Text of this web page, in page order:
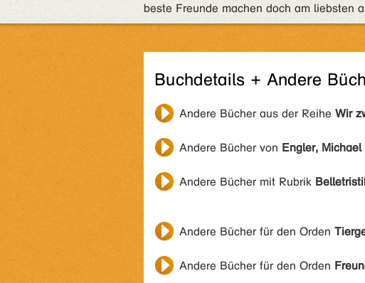
beste Freunde machen doch am liebsten
Buchdetails + Andere
Andere Bücher aus der Reihe Wir
Andere Bücher von Engler, Michael
Andere Bücher mit Rubrik
Andere Bücher für den Orden
Andere Bücher für den Orden